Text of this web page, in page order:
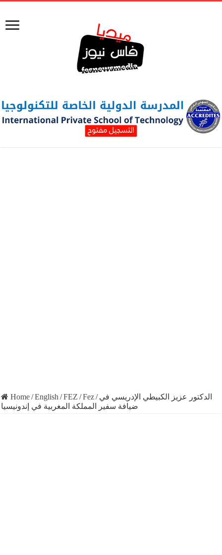
Home/English /FEZ /Fez/ الدكتور عزيز الكبيطي الإدريسي في
ضيافة سفير المملكة المغربية في إندونيسيا